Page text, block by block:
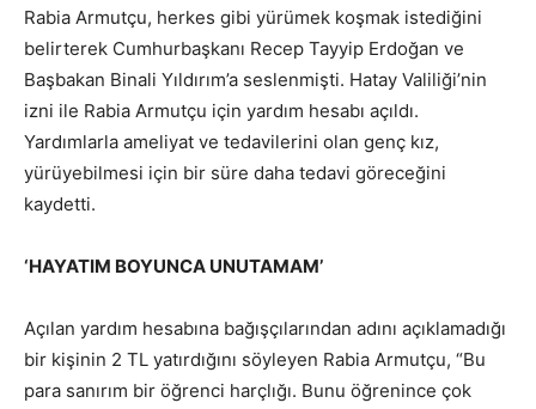
Rabia Armutçu, herkes gibi yürümek koşmak istediğini
belirterek Cumhurbaşkanı Recep Tayyip Erdoğan ve
Başbakan Binali Yıldırım’a seslenmişti. Hatay Valiliği’nin
izni ile Rabia Armutçu için yardım hesabı açıldı.
Yardımlarla ameliyat ve tedavilerini olan genç kız,
yürüyebilmesi için bir süre daha tedavi göreceğini
kaydetti.
‘HAYATIM BOYUNCA UNUTAMAM’
Açılan yardım hesabına bağışçılarından adını açıklamadığı
bir kişinin 2 TL yatırdığını söyleyen Rabia Armutçu, “Bu
para sanırım bir öğrenci harçlığı. Bunu öğrenince çok